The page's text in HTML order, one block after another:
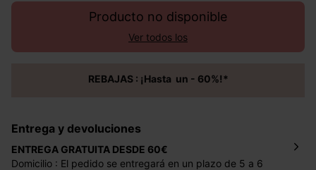
Producto no disponible
Ver todos los
REBAJAS : ¡Hasta un - 60%!*
Entrega y devoluciones
ENTREGA GRATUITA DESDE 60€
Domicilio : El pedido se entregará en un plazo de 5 a 6